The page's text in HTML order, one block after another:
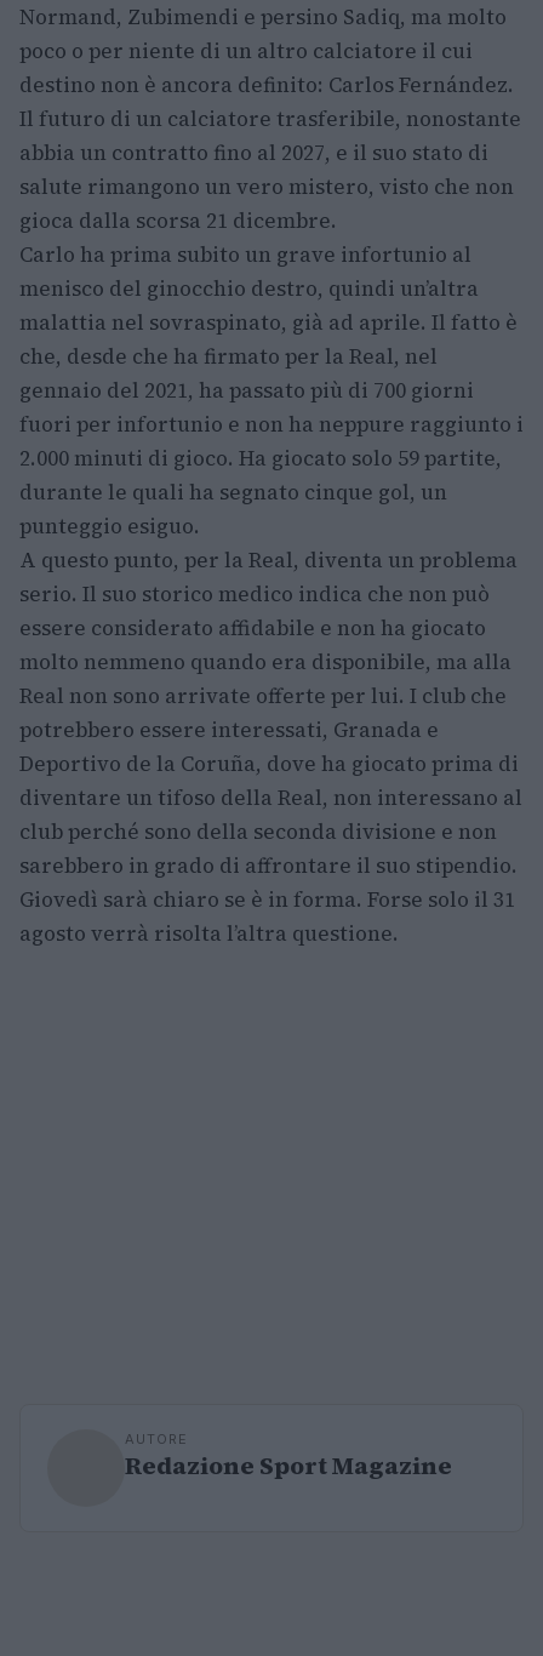
Normand, Zubimendi e persino Sadiq, ma molto
poco o per niente di un altro calciatore il cui
destino non è ancora definito: Carlos Fernández.
Il futuro di un calciatore trasferibile, nonostante
abbia un contratto fino al 2027, e il suo stato di
salute rimangono un vero mistero, visto che non
gioca dalla scorsa 21 dicembre.
Carlo ha prima subito un grave infortunio al
menisco del ginocchio destro, quindi un’altra
malattia nel sovraspinato, già ad aprile. Il fatto è
che, desde che ha firmato per la Real, nel
gennaio del 2021, ha passato più di 700 giorni
fuori per infortunio e non ha neppure raggiunto i
2.000 minuti di gioco. Ha giocato solo 59 partite,
durante le quali ha segnato cinque gol, un
punteggio esiguo.
A questo punto, per la Real, diventa un problema
serio. Il suo storico medico indica che non può
essere considerato affidabile e non ha giocato
molto nemmeno quando era disponibile, ma alla
Real non sono arrivate offerte per lui. I club che
potrebbero essere interessati, Granada e
Deportivo de la Coruña, dove ha giocato prima di
diventare un tifoso della Real, non interessano al
club perché sono della seconda divisione e non
sarebbero in grado di affrontare il suo stipendio.
Giovedì sarà chiaro se è in forma. Forse solo il 31
agosto verrà risolta l’altra questione.
AUTORE
Redazione Sport Magazine